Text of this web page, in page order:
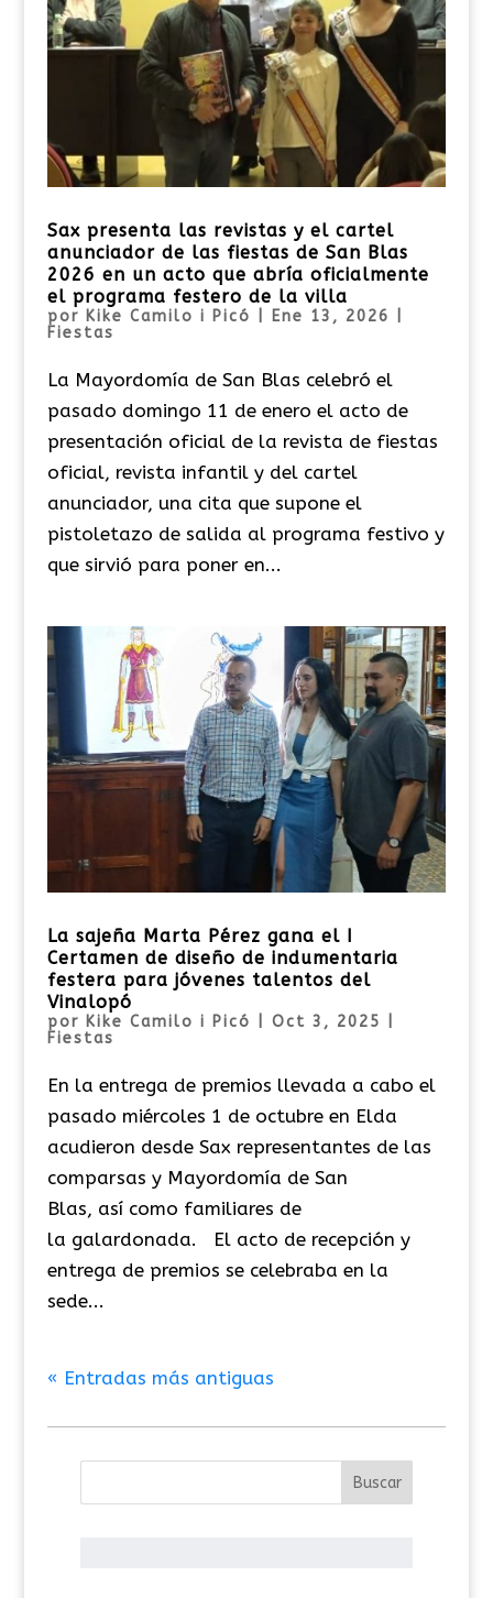
Sax presenta las revistas y el cartel
anunciador de las fiestas de San Blas
2026 en un acto que abría oficialmente
el programa festero de la villa
por Kike Camilo i Picó Ene 13, 2026
Fiestas
La Mayordomía de San Blas celebró el
pasado domingo 11 de enero el acto de
presentación oficial de la revista de fiestas
oficial, revista infantil y del cartel
anunciador, una cita que supone el
pistoletazo de salida al programa festivo y
que sirvió para poner en...
La sajeña Marta Pérez gana el I
Certamen de diseño de indumentaria
festera para jóvenes talentos del
Vinalopó
por Kike Camilo i Picó Oct 3, 2025
Fiestas
En la entrega de premios llevada a cabo el
pasado miércoles 1 de octubre en Elda
acudieron desde Sax representantes de las
comparsas y Mayordomía de San
Blas, así como familiares de
la galardonada. El acto de recepción y
entrega de premios se celebraba en la
sede...
« Entradas más antiguas